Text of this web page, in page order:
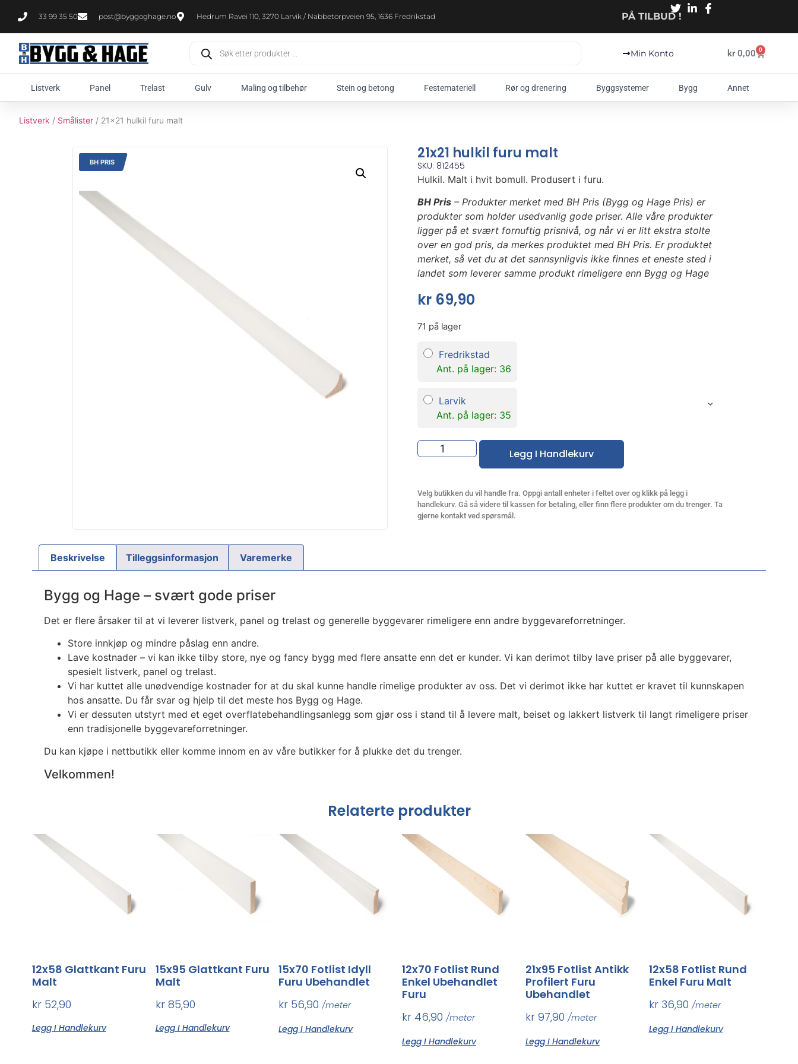
33 99 35 50 post@byggoghage.no Hedrum Ravei 110, 3270 Larvik / Nabbetorpveien 95, 1636 Fredrikstad PÅ TILBUD !
Min Konto kr0,00 0
Listverk Panel Trelast Gulv Maling og tilbehør Stein og betong Festemateriell Rør og drenering Byggsystemer Bygg Annet
Listverk / Smålister / 21x21 hulkil furu malt
BH PRIS 21x21 hulkil furu malt
SKU: 812455
Hulkil. Malt i hvit bomull. Produsert i furu.
BH Pris– Produkter merket med BH Pris (Bygg og Hage Pris) er
produkter som holder usedvanlig gode priser. Alle våre produkter
ligger på et svært fornuftig prisnivå, og når vi er litt ekstra stolte
over en god pris, da merkes produktet med BH Pris. Er produktet
merket, så vet du at det sannsynligvis ikke finnes et eneste sted i
landet som leverer samme produkt rimeligere enn Bygg og Hage
kr69,90
71 på lager
Fredrikstad
Ant. på lager: 36
Larvik
Ant. på lager: 35
Legg I Handlekurv
Velg butikken du vil handle fra. Oppgi antall enheter i feltet over og klikk på legg i
handlekurv. Gå så videre til kassen for betaling, eller finn flere produkter om du trenger. Ta
gjerne kontakt ved spørsmål.
Beskrivelse Tilleggsinformasjon Varemerke
Bygg og Hage – svært gode priser
Det er flere årsaker til at vi leverer listverk, panel og trelast og generelle byggevarer rimeligere enn andre byggevareforretninger.
Store innkjøp og mindre påslag enn andre.
Lave kostnader – vi kan ikke tilby store, nye og fancy bygg med flere ansatte enn det er kunder. Vi kan derimot tilby lave priser på alle byggevarer,
spesielt listverk, panel og trelast.
Vi har kuttet alle unødvendige kostnader for at du skal kunne handle rimelige produkter av oss. Det vi derimot ikke har kuttet er kravet til kunnskapen
hos ansatte. Du får svar og hjelp til det meste hos Bygg og Hage.
Vi er dessuten utstyrt med et eget overflatebehandlingsanlegg som gjør oss i stand til å levere malt, beiset og lakkert listverk til langt rimeligere priser
enn tradisjonelle byggevareforretninger.
Du kan kjøpe i nettbutikk eller komme innom en av våre butikker for å plukke det du trenger.
Velkommen!
Relaterte produkter
12x58 Glattkant Furu
Malt
kr52,90
Legg I Handlekurv
15x95 Glattkant Furu
Malt
kr85,90
Legg I Handlekurv
15x70 Fotlist Idyll
Furu Ubehandlet
kr 56,90 /meter
Legg I Handlekurv
12x70 Fotlist Rund
Enkel Ubehandlet
Furu
kr 46,90 /meter
Legg I Handlekurv
21x95 Fotlist Antikk
Profilert Furu
Ubehandlet
kr97,90 /meter
Legg I Handlekurv
12x58 Fotlist Rund
Enkel Furu Malt
kr36,90 /meter
Legg I Handlekurv